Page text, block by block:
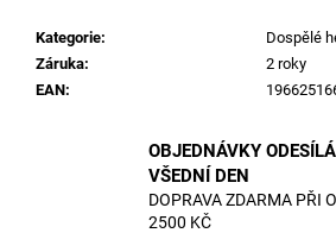
Kategorie:
Dospělé
Záruka:
2 roky
EAN:
OBJEDNÁVKY
VŠEDNÍ DEN
DOPRAVA ZDARMA PŘI
2500 KČ